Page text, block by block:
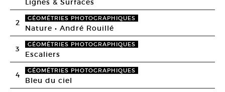
Lignes & Surfaces
2 GÉOMÉTRIES PHOTOGRAPHIQUES
Nature • André Rouillé
3 GÉOMÉTRIES PHOTOGRAPHIQUES
Escaliers
4 GÉOMÉTRIES PHOTOGRAPHIQUES
Bleu du ciel